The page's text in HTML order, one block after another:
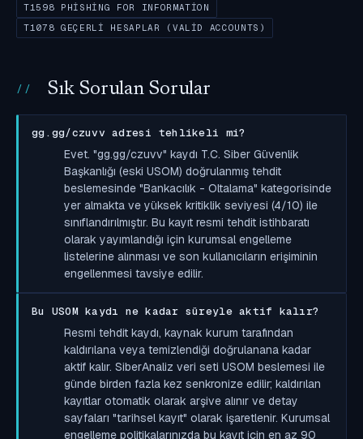
T1598 PHISHING FOR INFORMATION
T1078 GEÇERLI HESAPLAR (VALID ACCOUNTS)
Sık Sorulan Sorular
gg.gg/czuvv adresi tehlikeli mi?
Evet. "gg.gg/czuvv" kaydı T.C. Siber Güvenlik
Başkanlığı (eski USOM) doğrulanmış tehdit
beslemesinde "Bankacılık - Oltalama" kategorisinde
yer almakta ve yüksek kritiklik seviyesi (4/10) ile
sınıflandırılmıştır. Bu kayıt resmi tehdit istihbaratı
olarak yayımlandığı için kurumsal engelleme
listelerine alınması ve son kullanıcıların erişiminin
engellenmesi tavsiye edilir.
Bu USOM kaydı ne kadar süreyle aktif kalır?
Resmi tehdit kaydı, kaynak kurum tarafından
kaldırılana veya temizlendiği doğrulanana kadar
aktif kalır. SiberAnaliz veri seti USOM beslemesi ile
günde birden fazla kez senkronize edilir; kaldırılan
kayıtlar otomatik olarak arşive alınır ve detay
sayfaları "tarihsel kayıt" olarak işaretlenir. Kurumsal
engelleme politikalarınızda bu kayıt için en az 90